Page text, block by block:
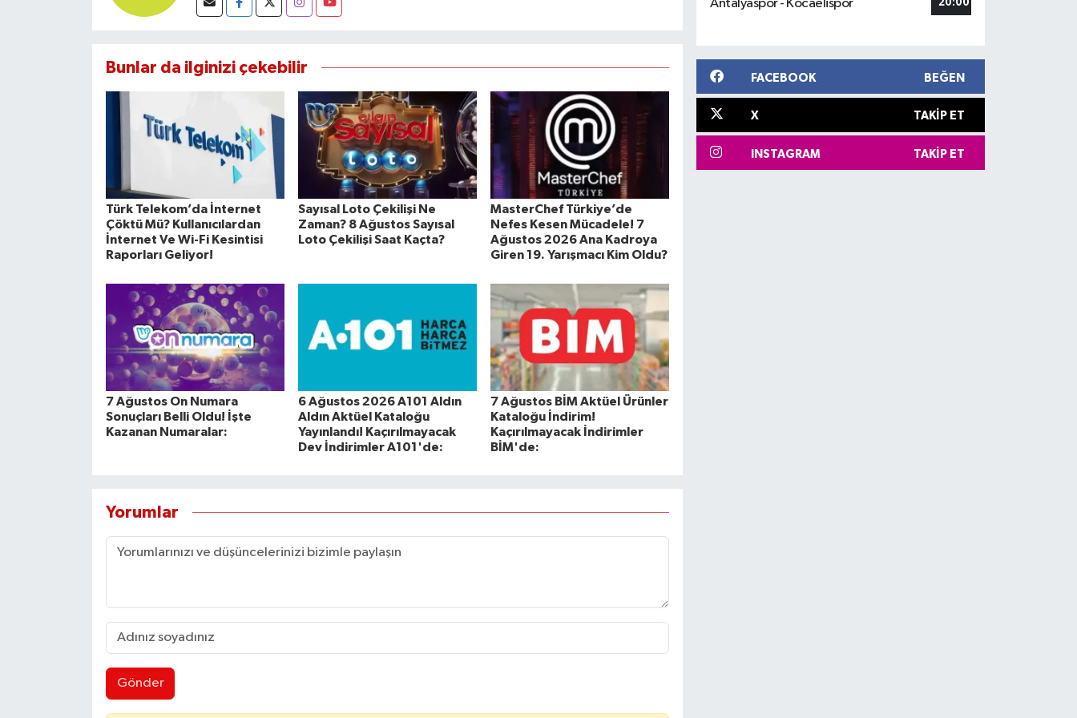
Bunlar da ilginizi çekebilir
Türk Telekom’da İnternet
Çöktü Mü? Kullanıcılardan
İnternet Ve Wi-Fi Kesintisi
Raporları Geliyor!
Sayısal Loto Çekilişi Ne
Zaman? 8 Ağustos Sayısal
Loto Çekilişi Saat Kaçta?
MasterChef Türkiye’de
Nefes Kesen Mücadele! 7
Ağustos 2026 Ana Kadroya
Giren 19. Yarışmacı Kim Oldu?
7 Ağustos On Numara
Sonuçları Belli Oldu! İşte
Kazanan Numaralar:
6 Ağustos 2026 A101 Aldın
Aldın Aktüel Kataloğu
Yayınlandı! Kaçırılmayacak
Dev İndirimler A101'de:
7 Ağustos BİM Aktüel Ürünler
Kataloğu İndirim!
Kaçırılmayacak İndirimler
BİM'de:
Yorumlar
Gönder
Antalyaspor - Kocaelispor 20:00
FACEBOOK BEĞEN
X TAKIP ET
INSTAGRAM TAKIP ET